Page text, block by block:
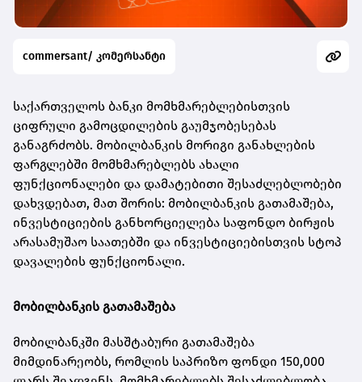
commersant/ კომერსანტი
საქართველოს ბანკი მომხმარებლებისთვის
ციფრული გამოცდილების გაუმჯობესებას
განაგრძობს. მობილბანკის მორიგი განახლების
ფარგლებში მომხმარებლებს ახალი
ფუნქციონალები და დამატებითი შესაძლებლობები
დახვდებათ, მათ შორის: მობილბანკის გათამაშება,
ინვესტიციების განხორციელება საფონდო ბირჟის
არასამუშაო საათებში და ინვესტიციებისთვის სტოპ
დავალების ფუნქციონალი.
მობილბანკის გათამაშება
მობილბანკში მასშტაბური გათამაშება
მიმდინარეობს, რომლის საპრიზო ფონდი 150,000